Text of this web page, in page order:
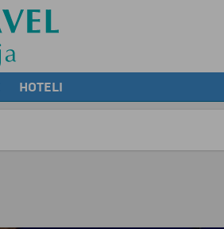
HOTELI